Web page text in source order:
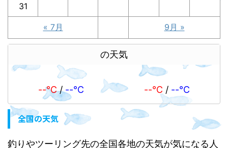
31
« 7月 9月 »
の天気
--℃/--℃ --℃ / --℃
全国の天気
釣りやツーリング先の全国各地の天気が気になる人